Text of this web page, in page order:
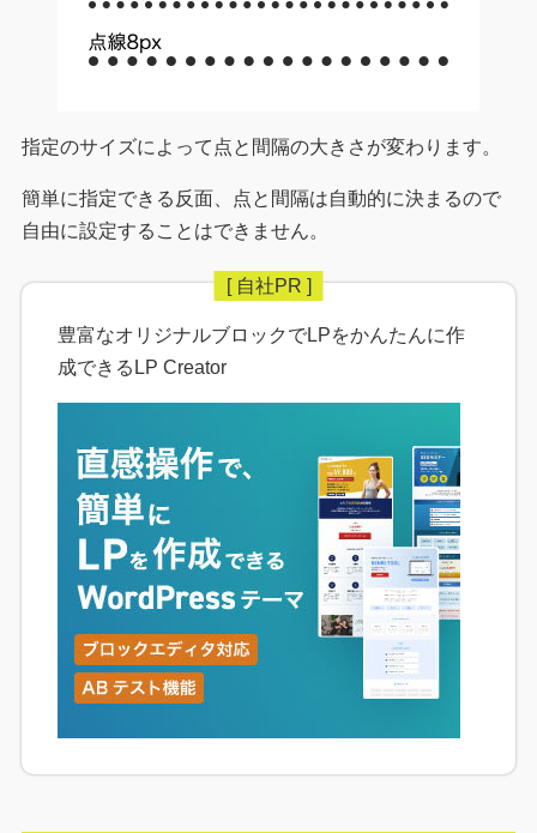
指定のサイズによって点と間隔の大きさが変わります。
簡単に指定できる反面、点と間隔は自動的に決まるので
自由に設定することはできません。
豊富なオリジナルブロックでLPをかんたんに作
成できるLP Creator